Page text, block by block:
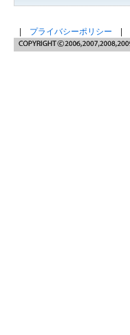
プライバシーポリシー